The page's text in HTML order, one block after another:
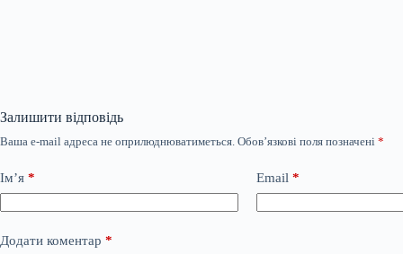
Залишити відповідь
Ваша e-mail адреса не оприлюднюватиметься. Обов’язкові поля позначені *
Ім’я * Email *
Додати коментар *